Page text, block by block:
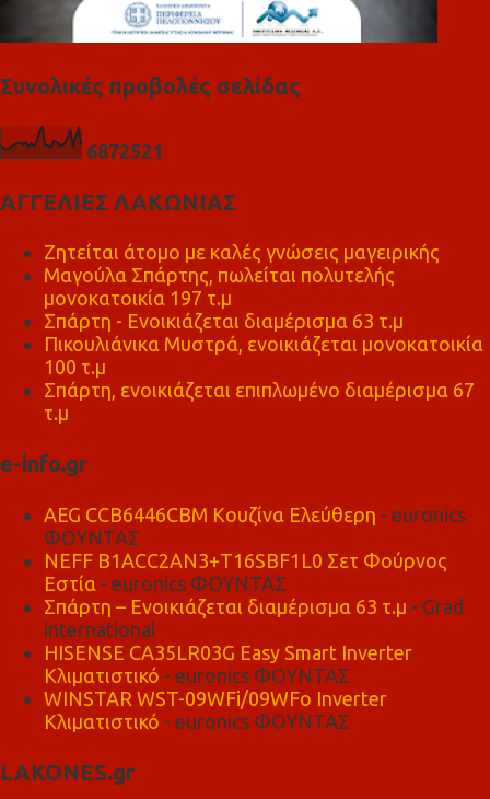
Συνολικές προβολές σελίδας
6872521
ΑΓΓΕΛΙΕΣ ΛΑΚΩΝΙΑΣ
Ζητείται άτομο με καλές γνώσεις μαγειρικής
Μαγούλα Σπάρτης, πωλείται πολυτελής
μονοκατοικία 197 τ.μ
Σπάρτη - Ενοικιάζεται διαμέρισμα 63 τ.μ
Πικουλιάνικα Μυστρά, ενοικιάζεται μονοκατοικία
100 τ.μ
Σπάρτη, ενοικιάζεται επιπλωμένο διαμέρισμα 67
τ.μ
e-info.gr
AEG CCB6446CBM Κουζίνα Ελεύθερη - euronics
ΦΟΥΝΤΑΣ
NEFF B1ACC2AN3+T16SBF1L0 Σετ Φούρνος
Εστία - euronics ΦΟΥΝΤΑΣ
Σπάρτη – Ενοικιάζεται διαμέρισμα 63 τ.μ - Grad
international
HISENSE CA35LR03G Easy Smart Inverter
Κλιματιστικό - euronics ΦΟΥΝΤΑΣ
WINSTAR WST-09WFi/09WFo Inverter
Κλιματιστικό - euronics ΦΟΥΝΤΑΣ
LAKONES.gr